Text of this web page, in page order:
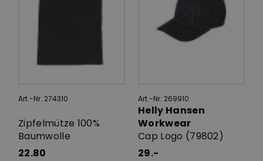
Art.-Nr. 274310
Zipfelmütze 100%
Baumwolle
22.80
Art.-Nr. 269910
Helly Hansen
Workwear
Cap Logo (79802)
29.-